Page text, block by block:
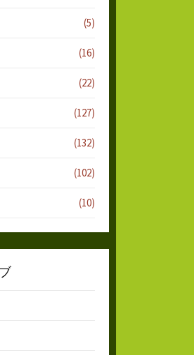
(5)
(16)
(22)
(127)
(132)
(102)
(10)